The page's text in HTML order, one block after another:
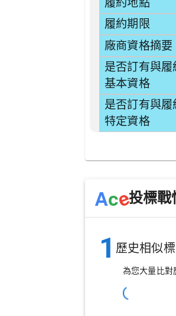
履約期限
廠商資格摘要
是否訂有與
基本資格
是否訂有與
特定資格
Ace投標戰
1 歷史相似
為您大量比對